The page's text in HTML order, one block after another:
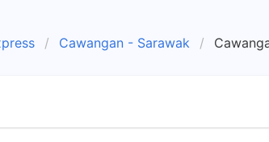
Cawangan - Sarawak